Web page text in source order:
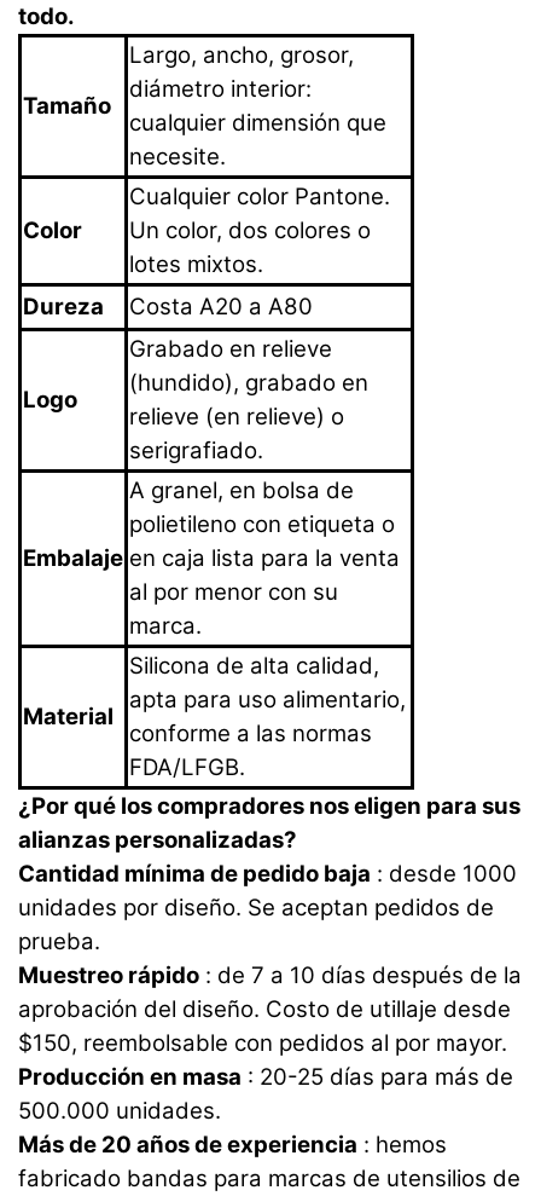
todo.
Tamaño
Largo, ancho, grosor,
diámetro interior:
cualquier dimensión que
necesite.
Color
Cualquier color Pantone.
Un color, dos colores o
lotes mixtos.
Dureza
Costa A20 a A80
Logo
Grabado en relieve
(hundido), grabado en
relieve (en relieve) o
serigrafiado.
Embalaje
A granel, en bolsa de
polietileno con etiqueta o
en caja lista para la venta
al por menor con su
marca.
Material
Silicona de alta calidad,
apta para uso alimentario,
conforme a las normas
FDA/LFGB.
¿Por qué los compradores nos eligen para sus
alianzas personalizadas?
Cantidad mínima de pedido baja : desde 1000
unidades por diseño. Se aceptan pedidos de
prueba.
Muestreo rápido : de 7 a 10 días después de la
aprobación del diseño. Costo de utillaje desde
$150, reembolsable con pedidos al por mayor.
Producción en masa : 20-25 días para más de
500.000 unidades.
Más de 20 años de experiencia : hemos
fabricado bandas para marcas de utensilios de